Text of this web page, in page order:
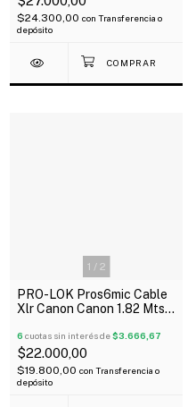
$24.300,00 con Transferencia o
depósito
1 / 2
PRO-LOK Pros6mic Cable
Xlr Canon Canon 1.82 Mts
6 cuotas sin interés de$3.666,67
$22.000,00
$19.800,00 con Transferencia o
depósito